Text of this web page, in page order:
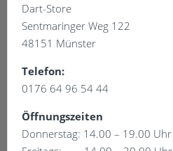
Produktseite
gewählt
Dart-Store
Sentmaringer Weg 122
48151 Münster
Telefon:
0176 64 96 54 44
Öffnungszeiten
Donnerstag: 14.00 – 19.00 Uhr